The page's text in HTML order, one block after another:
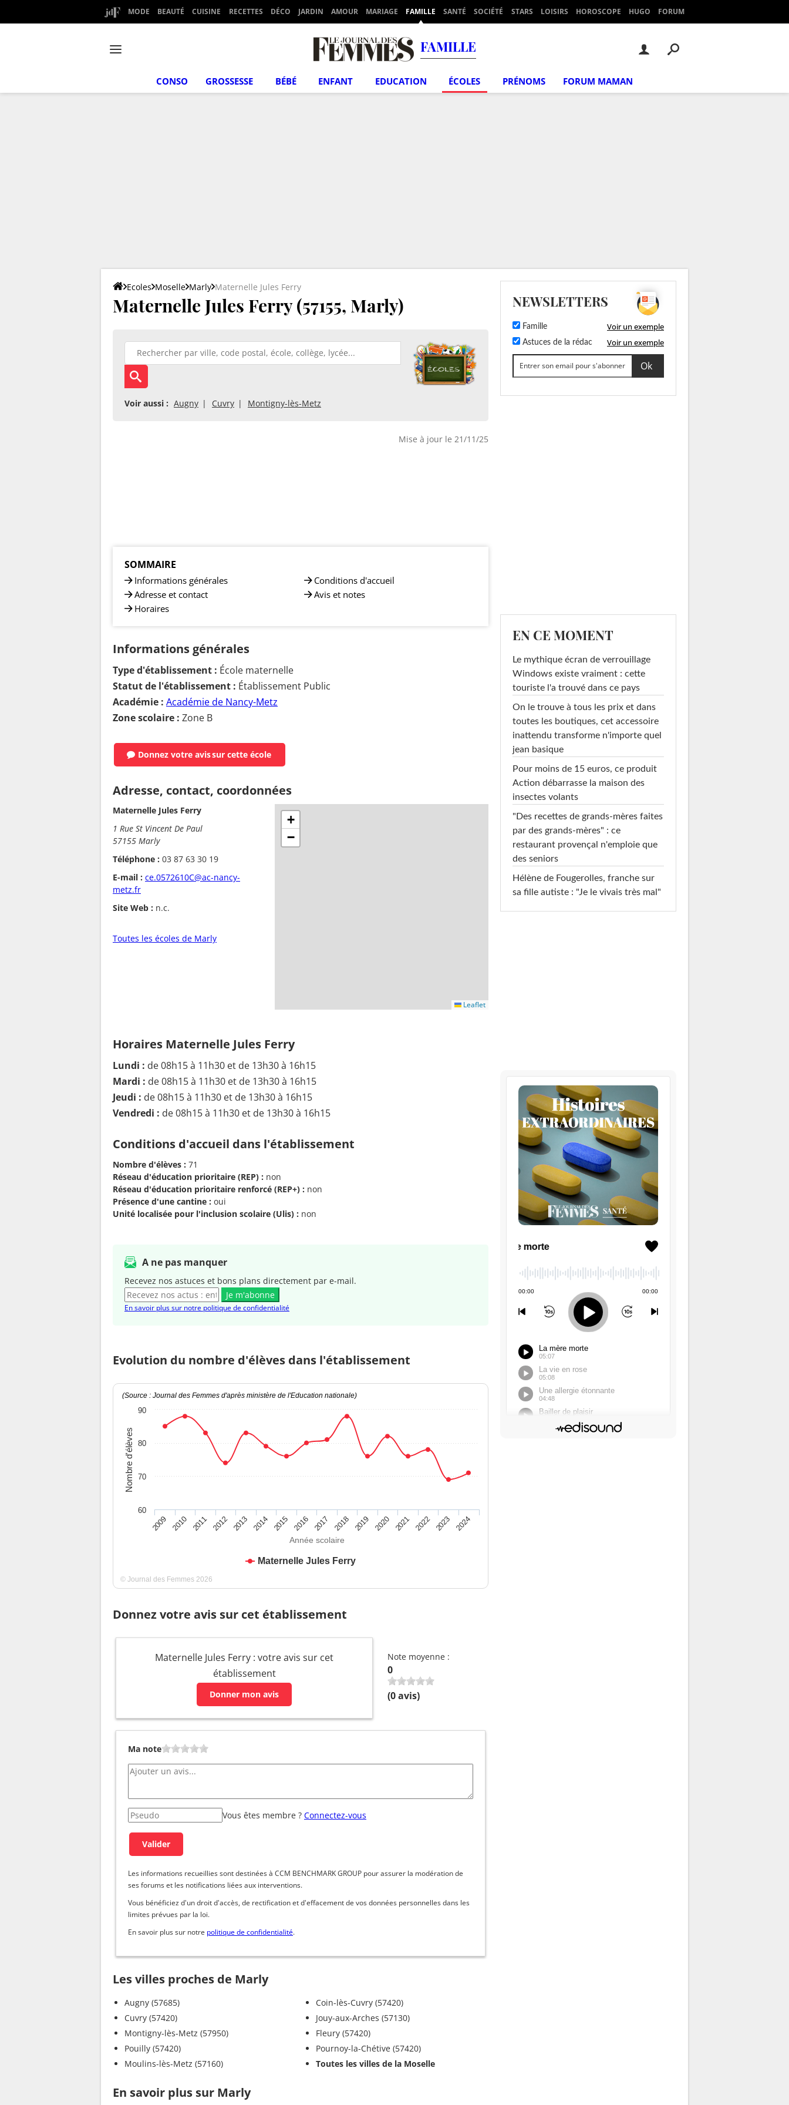
MODE BEAUTÉ CUISINE RECETTES DÉCO JARDIN AMOUR MARIAGE FAMILLE SANTÉ SOCIÉTÉ STARS LOISIRS HOROSCOPE HUGO FORUM
FAMILLE
CONSO GROSSESSE BÉBÉ ENFANT EDUCATION ÉCOLES PRÉNOMS FORUM MAMAN
Ecoles Moselle Marly Maternelle Jules Ferry
Maternelle Jules Ferry (57155, Marly)
Voir aussi : Augny Cuvry Montigny-lès-Metz
Mise à jour le 21/11/25
SOMMAIRE
Informations générales
Adresse et contact
Horaires
Conditions d'accueil
Avis et notes
Informations générales
Type d'établissement : École maternelle
Statut de l'établissement : Établissement Public
Académie : Académie de Nancy-Metz
Zone scolaire : Zone B
Donnez votre avissur cette école
Adresse, contact, coordonnées
Maternelle Jules Ferry
1 Rue St Vincent De Paul
57155 Marly
Téléphone : 03 87 63 30 19
E-mail : ce.0572610C@ac-nancy-
metz.fr
Site Web : n.c.
Toutes les écoles de Marly
+
−
Leaflet
Horaires Maternelle Jules Ferry
Lundi : de 08h15 à 11h30 et de 13h30 à 16h15
Mardi : de 08h15 à 11h30 et de 13h30 à 16h15
Jeudi : de 08h15 à 11h30 et de 13h30 à 16h15
Vendredi : de 08h15 à 11h30 et de 13h30 à 16h15
Conditions d'accueil dans l'établissement
Nombre d'élèves : 71
Réseau d'éducation prioritaire (REP) : non
Réseau d'éducation prioritaire renforcé (REP+) : non
Présence d'une cantine : oui
Unité localisée pour l'inclusion scolaire (Ulis) : non
A ne pas manquer
Recevez nos astuces et bons plans directement par e-mail.
Je m'abonne
En savoir plus sur notre politique de confidentialité
Evolution du nombre d'élèves dans l'établissement
Année scolaire
Nombre d'élèves
(Source : Journal des Femmes d'après ministère de l'Education nationale)
Maternelle Jules Ferry
2009 2010 2011 2012 2013 2014 2015 2016 2017 2018 2019 2020 2021 2022 2023 2024
70
80
90
60
© Journal des Femmes 2026
Donnez votre avis sur cet établissement
Maternelle Jules Ferry : votre avis sur cet
établissement
Donner mon avis
Note moyenne :
0
(0avis)
Ma note
Vous êtes membre ? Connectez-vous
Les informations recueillies sont destinées à CCM BENCHMARK GROUP pour assurer la modération de
ses forums et les notifications liées aux interventions.
Vous bénéficiez d'un droit d'accès, de rectification et d'effacement de vos données personnelles dans les
limites prévues par la loi.
En savoir plus sur notre politique de confidentialité.
Les villes proches de Marly
Augny (57685)
Cuvry (57420)
Montigny-lès-Metz (57950)
Pouilly (57420)
Moulins-lès-Metz (57160)
Coin-lès-Cuvry (57420)
Jouy-aux-Arches (57130)
Fleury (57420)
Pournoy-la-Chétive (57420)
Toutes les villes de la Moselle
En savoir plus sur Marly
NEWSLETTERS
Famille Voir un exemple
Astuces de la rédac Voir un exemple
EN CE MOMENT
Le mythique écran de verrouillage
Windows existe vraiment : cette
touriste l'a trouvé dans ce pays
On le trouve à tous les prix et dans
toutes les boutiques, cet accessoire
inattendu transforme n'importe quel
jean basique
Pour moins de 15 euros, ce produit
Action débarrasse la maison des
insectes volants
"Des recettes de grands-mères faites
par des grands-mères" : ce
restaurant provençal n'emploie que
des seniors
Hélène de Fougerolles, franche sur
sa fille autiste : "Je le vivais très mal"